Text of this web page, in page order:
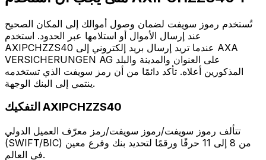
تُستخدم رموز سويفت لضمان وصول أموالك إلى المكان الصحيح
عند إرسال الأموال أو استلامها عبر الحدود. استخدم
AXIPCHZZS40 عندما تريد إرسال بريد إلكتروني إلى AXA
VERSICHERUNGEN AG على العنوان والمدينة والبلد
المذكورين أعلاه. تأكد دائمًا من أن رمز سويفت الذي تستخدمه
ينتمي إلى البنك الوجهة.
التفكيك AXIPCHZZS40
تتألف رموز سويفت/رموز سويفت/رمز معرّف العميل الدولي
(SWIFT/BIC) من 8 إلى 11 حرفًا ورقمًا لتحديد بنك وفرع معين
في العالم.